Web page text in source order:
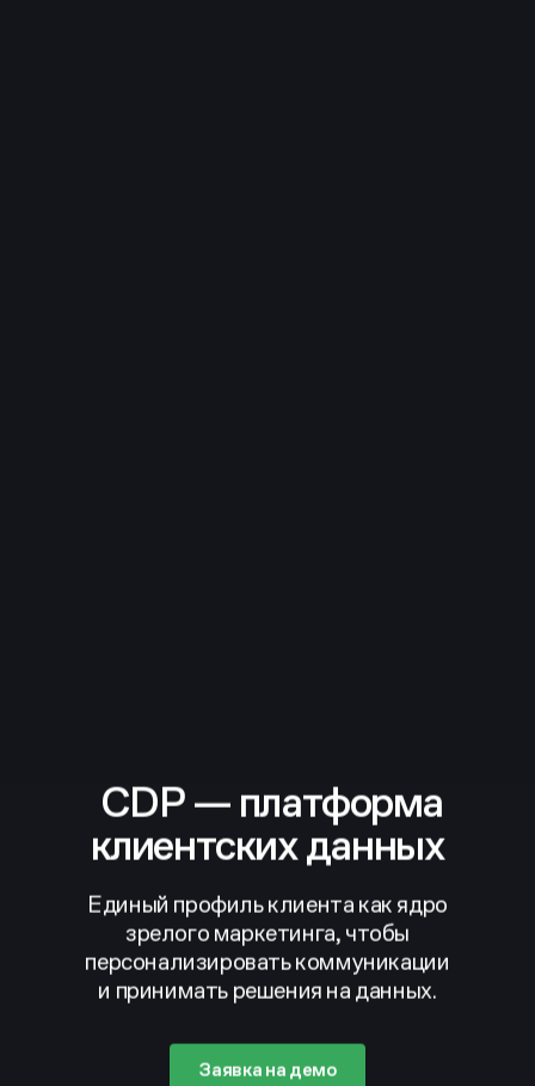
CDP — платформа
клиентских данных
Единый профиль клиента как ядро
зрелого маркетинга, чтобы
персонализировать коммуникации
и принимать решения на данных.
Заявка на демо